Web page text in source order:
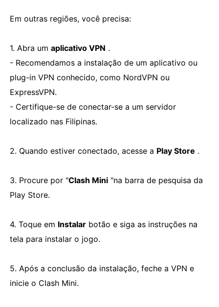
Em outras regiões, você precisa:
1. Abra um aplicativo VPN .
- Recomendamos a instalação de um aplicativo ou
plug-in VPN conhecido, como NordVPN ou
ExpressVPN.
- Certifique-se de conectar-se a um servidor
localizado nas Filipinas.
2. Quando estiver conectado, acesse a Play Store .
3. Procure por "Clash Mini "na barra de pesquisa da
Play Store.
4. Toque em Instalar botão e siga as instruções na
tela para instalar o jogo.
5. Após a conclusão da instalação, feche a VPN e
inicie o Clash Mini.